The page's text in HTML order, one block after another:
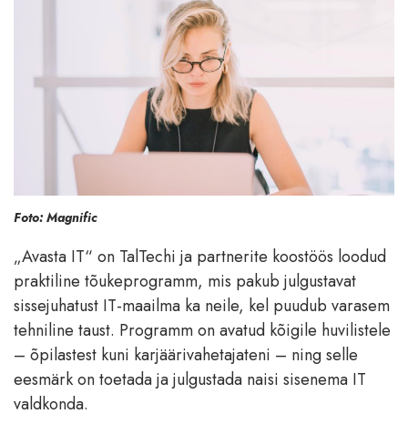
Foto: Magnific
„Avasta IT“ on TalTechi ja partnerite koostöös loodud
praktiline tõukeprogramm, mis pakub julgustavat
sissejuhatust IT-maailma ka neile, kel puudub varasem
tehniline taust. Programm on avatud kõigile huvilistele
– õpilastest kuni karjäärivahetajateni – ning selle
eesmärk on toetada ja julgustada naisi sisenema IT
valdkonda.